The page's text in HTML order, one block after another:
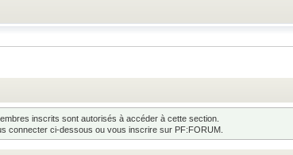
inscrits sont autorisés à accéder à cette section.
connecter ci-dessous ou vous inscrire sur PF:FORUM.